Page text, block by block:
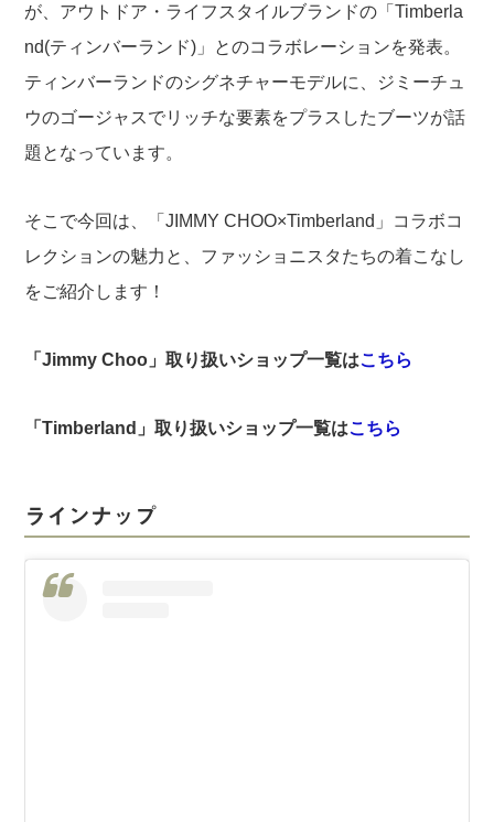
が、アウトドア・ライフスタイルブランドの「Timberla
nd(ティンバーランド)」とのコラボレーションを発表。
ティンバーランドのシグネチャーモデルに、ジミーチュ
ウのゴージャスでリッチな要素をプラスしたブーツが話
題となっています。
そこで今回は、「JIMMY CHOO×Timberland」コラボコ
レクションの魅力と、ファッショニスタたちの着こなし
をご紹介します！
「Jimmy Choo」取り扱いショップ一覧はこちら
「Timberland」取り扱いショップ一覧はこちら
ラインナップ